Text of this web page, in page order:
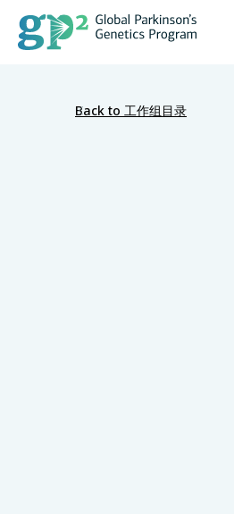
Back to 工作组目录